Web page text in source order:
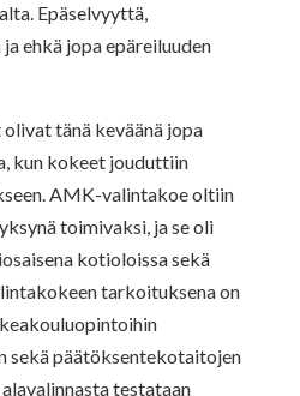
Epäselvyyttä,
ehkä jopa epäreiluuden
tänä keväänä jopa
kun kokeet jouduttiin
AMK-valintakoe oltiin
toimivaksi, ja se oli
kotioloissa sekä
tarkoituksena on
sekä päätöksentekotaitojen
testataan